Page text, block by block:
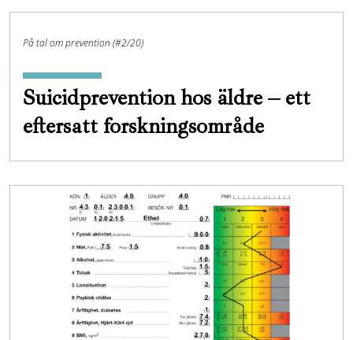
På tal om prevention (#2/20)
Suicidprevention hos äldre – ett
eftersatt forskningsområde